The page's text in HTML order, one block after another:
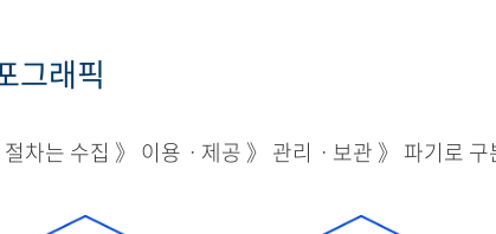
그래픽
차는 수집 》 이용ㆍ제공 》 관리ㆍ보관 》 파기로